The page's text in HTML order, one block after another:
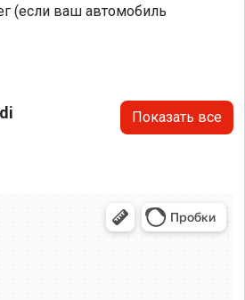
(если ваш автомобиль
Показать все